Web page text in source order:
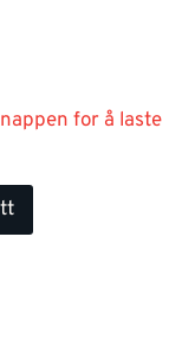
for å laste